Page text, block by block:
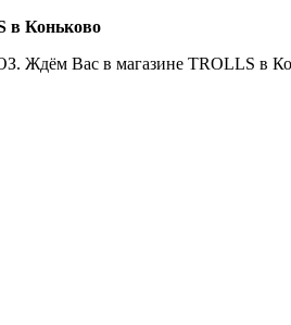
в Коньково
Ждём Вас в магазине TROLLS в